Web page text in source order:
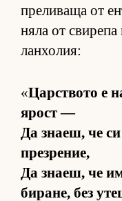
пре­ли­ваща от
няла от
лан­хо­лия:
«Цар­с­т­вото е
ярост —
Да зна­еш, че
през­ре­ние,
Да зна­еш, че
би­ра­не, без